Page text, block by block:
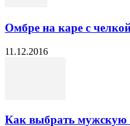
Омбре на каре с
11.12.2016
Как выбрать мужскую